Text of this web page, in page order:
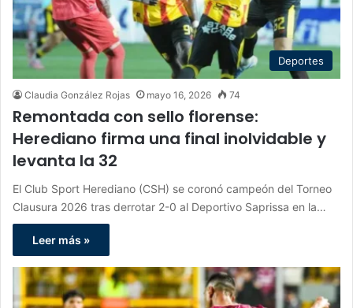
Deportes
Claudia González Rojas mayo 16, 2026 74
Remontada con sello florense:
Herediano firma una final inolvidable y
levanta la 32
El Club Sport Herediano (CSH) se coronó campeón del Torneo
Clausura 2026 tras derrotar 2-0 al Deportivo Saprissa en la…
Leer más »